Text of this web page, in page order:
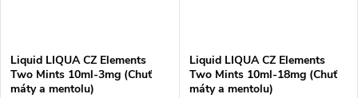
Liquid LIQUA CZ Elements
Two Mints 10ml-3mg (Chuť
máty a mentolu)
Liquid LIQUA CZ Elements
Two Mints 10ml-18mg (Chuť
máty a mentolu)